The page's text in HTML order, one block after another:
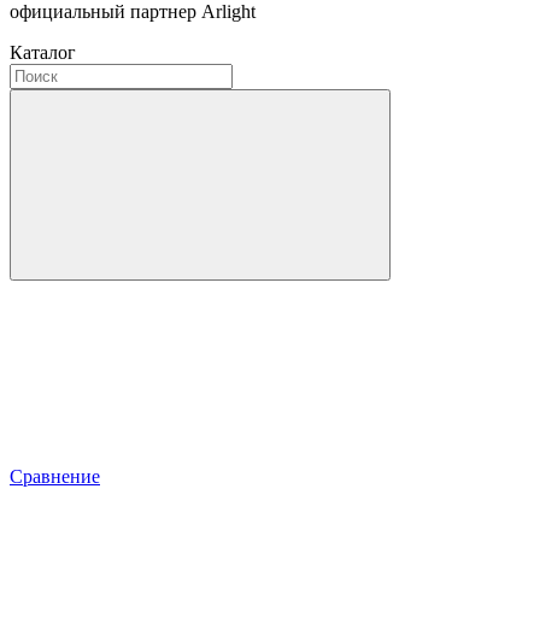
официальный партнер Arlight
Каталог
Сравнение